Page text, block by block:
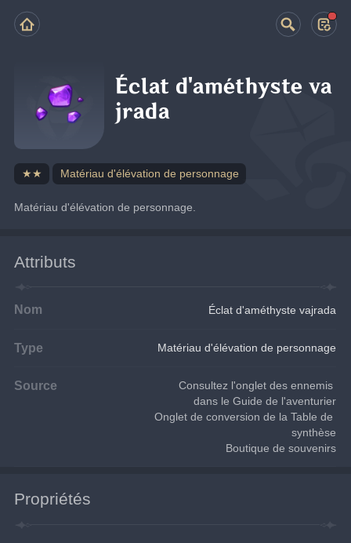
Éclat d'améthyste va
jrada
★★ Matériau d'élévation de personnage
Matériau d'élévation de personnage.
Attributs
Nom Éclat d'améthyste vajrada
Type Matériau d'élévation de personnage
Source
Consultez l'onglet des ennemis
dans le Guide de l'aventurier
Onglet de conversion de la Table de
synthèse
Boutique de souvenirs
Propriétés